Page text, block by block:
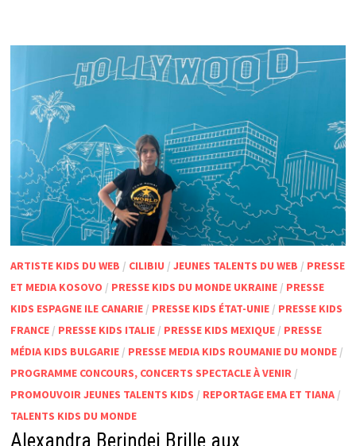
ARTISTE KIDS DU WEB / CILIBIU / JEUNES TALENTS DU WEB / PRESSE
ET MEDIA KOSOVO / PRESSE KIDS DU MONDE UKRAINE/ PRESSE
KIDS ESPAGNE ILE CANARIE/ PRESSE KIDS ÉTAT-UNIE/ PRESSE KIDS
FRANCE/ PRESSE KIDS ITALIE/ PRESSE KIDS MEXIQUE/ PRESSE
MÉDIA KIDS BULGARIE/ PRESSE MEDIA KIDS ROUMANIE DU MONDE/
PROGRAMME CONCOURS, CONCERTS SPECTACLE À VENIR/
PROMOUVOIR JEUNES TALENTS KIDS / REPORTAGE EMA ET TIANA/
TALENTS KIDS DU MONDE
Alexandra Berindei Brille aux